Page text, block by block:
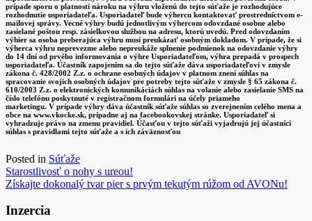
prípade sporu o platnosti nároku na výhru vloženú do tejto súťaže je rozhodujúce
rozhodnutie usporiadateľa. Usporiadateľ bude výhercu kontaktovať prostredníctvom e-
mailovej správy. Vecné výhry budú jednotlivým výhercom odovzdané osobne alebo
zasielané poštou resp. zásielkovou službou na adresu, ktorú uvedú. Pred odovzdaním
výhier sa osoba preberajúca výhru musí preukázať osobným dokladom. V prípade, že si
výherca výhru neprevezme alebo nepreukáže splnenie podmienok na odovzdanie výhry
do 14 dní od prvého informovania o výhre Usporiadateľom, výhra prepadá v prospech
usporiadateľa. Účastník zapojením sa do tejto súťaže dáva usporiadateľovi v zmysle
zákona č. 428/2002 Z.z. o ochrane osobných údajov v platnom znení súhlas na
spracovanie svojich osobných údajov pre potreby tejto súťaže v zmysle § 65 zákona č.
610/2003 Z.z. o elektronických komunikáciách súhlas na volanie alebo zasielanie SMS na
číslo telefónu poskytnuté v registračnom formulári na účely priameho
marketingu. V prípade výhry dáva účastník súťaže súhlas so zverejnením celého mena a
obce na www.vkocke.sk, prípadne aj na facebookovskej stránke. Usporiadateľ si
vyhradzuje právo na zmenu pravidiel. Účasťou v tejto súťaži vyjadrujú jej účastníci
súhlas s pravidlami tejto súťaže a s ich záväznosťou
Posted in Súťaže
Navigácia
v
článku
Starostlivosť o nohy s ureou!
Získajte dokonalý tvar pier s prvým tekutým rúžom od AVONu!
Inzercia